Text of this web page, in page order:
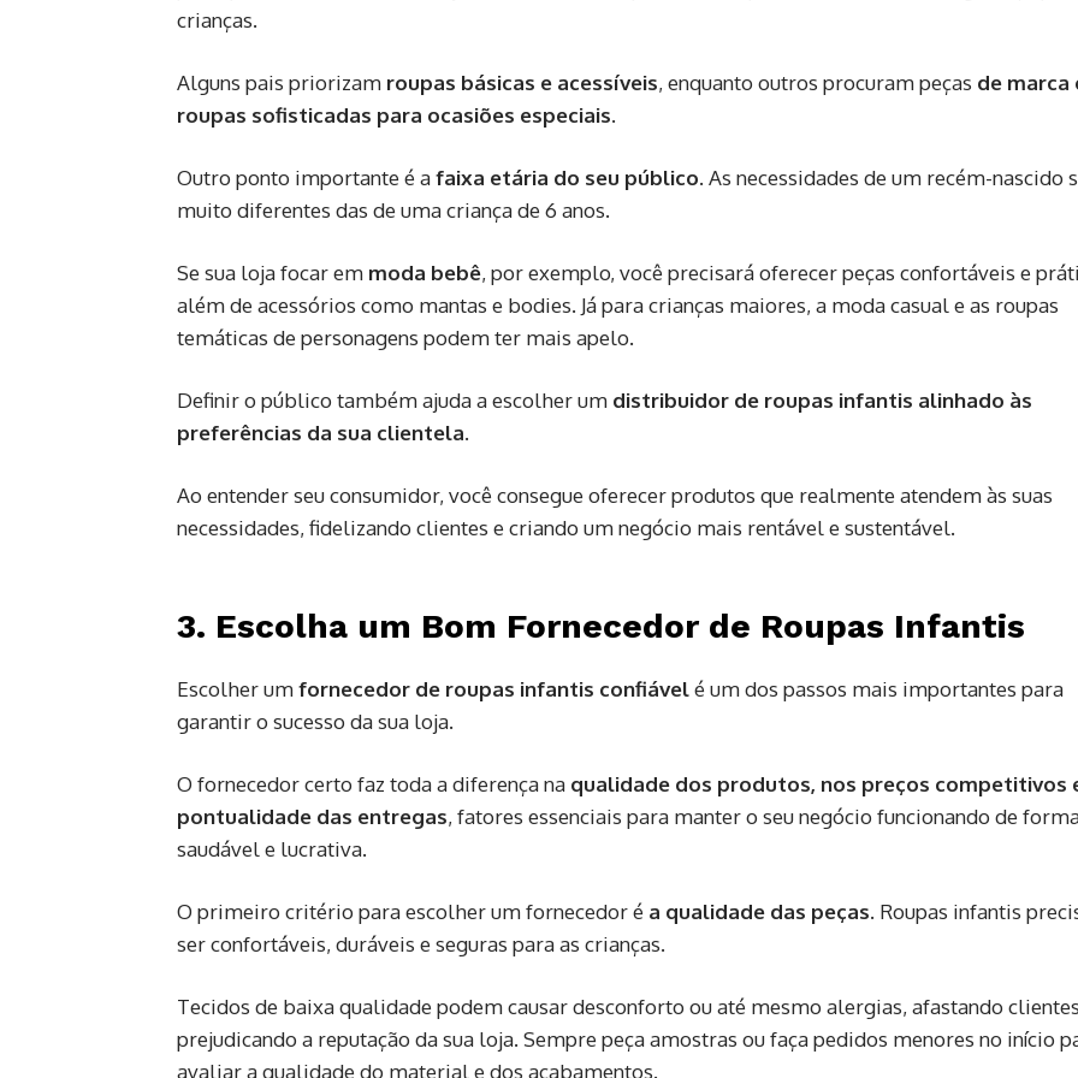
crianças.
Alguns pais priorizam roupas básicas e acessíveis, enquanto outros procuram peças de marca
roupas sofisticadas para ocasiões especiais.
Outro ponto importante é afaixa etária do seu público. As necessidades de um recém-nascido
muito diferentes das de uma criança de 6 anos.
Se sua loja focar em moda bebê, por exemplo, você precisará oferecer peças confortáveis e
além de acessórios como mantas e bodies. Já para crianças maiores, a moda casual e as roupas
temáticas de personagens podem ter mais apelo.
Definir o público também ajuda a escolher um distribuidor de roupas infantis alinhado às
preferências da sua clientela.
Ao entender seu consumidor, você consegue oferecer produtos que realmente atendem às suas
necessidades, fidelizando clientes e criando um negócio mais rentável e sustentável.
3. Escolha um Bom Fornecedor de Roupas Infantis
Escolher umfornecedor de roupas infantis confiávelé um dos passos mais importantes para
garantir o sucesso da sua loja.
O fornecedor certo faz toda a diferença na qualidade dos produtos, nos preços competitivos
pontualidade das entregas, fatores essenciais para manter o seu negócio funcionando de
saudável e lucrativa.
O primeiro critério para escolher um fornecedor é a qualidade das peças. Roupas infantis
ser confortáveis, duráveis e seguras para as crianças.
Tecidos de baixa qualidade podem causar desconforto ou até mesmo alergias, afastando
prejudicando a reputação da sua loja. Sempre peça amostras ou faça pedidos menores no início
avaliar a qualidade do material e dos acabamentos.